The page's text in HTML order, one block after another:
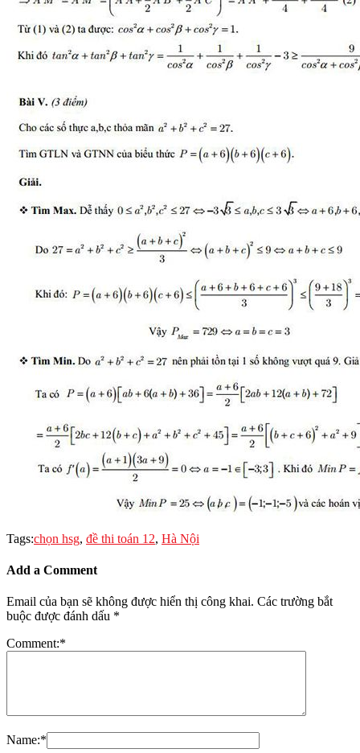
Tags:chọn hsg, đề thi toán 12, Hà Nội
Add a Comment
Email của bạn sẽ không được hiển thị công khai. Các trường bắt
buộc được đánh dấu *
Comment:*
Name:*